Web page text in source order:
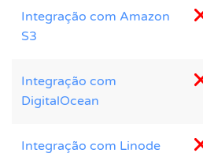
Integração com Amazon
S3
Integração com
DigitalOcean
Integração com Linode